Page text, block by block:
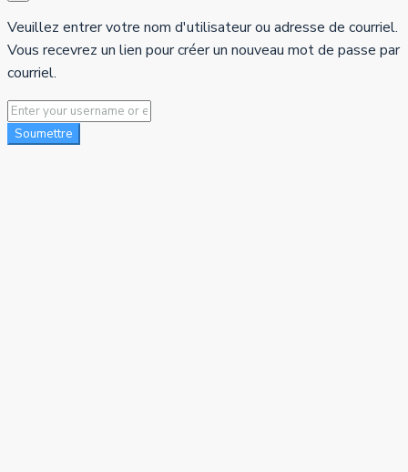
Veuillez entrer votre nom d'utilisateur ou adresse de courriel.
Vous recevrez un lien pour créer un nouveau mot de passe par
courriel.
Soumettre